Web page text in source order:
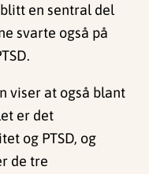
en sentral del
svarte også på
viser at også blant
er det
og PTSD, og
de tre